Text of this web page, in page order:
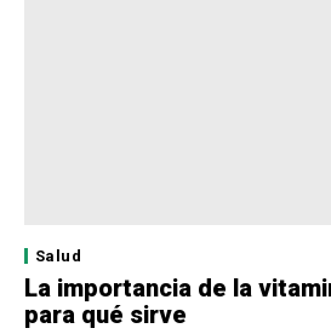
Salud
La importancia de la
para qué sirve